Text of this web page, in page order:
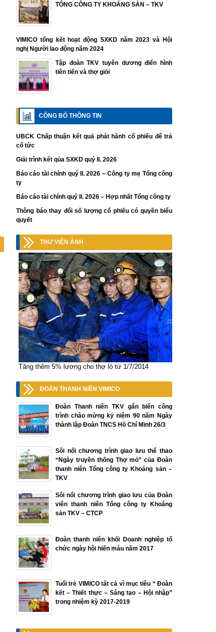
TỔNG CÔNG TY KHOÁNG SẢN – TKV
VIMICO tổng kết hoạt động SXKD năm 2023 và Hội
nghị Người lao động năm 2024
Tập đoàn TKV tuyên dương điển hình
tiên tiến và thợ giỏi
CÔNG BỐ THÔNG TIN
UBCK Chấp thuận kết quả phát hành cổ phiếu để trả
cổ tức
Giải trình kết qủa SXKD quý II. 2026
Báo cáo tài chính quý II. 2026 – Công ty mẹ Tổng công
ty
Báo cáo tài chính quý II. 2026 – Hợp nhất Tổng công ty
Thông báo thay đổi số lượng cổ phiếu có quyền biểu
quyết
THƯ VIỆN ẢNH
Tăng thêm 5% lương cho thợ lò từ 1/7/2014
ĐOÀN THANH NIÊN VIMICO
Đoàn Thanh niên TKV gắn biển công
trình chào mừng kỷ niệm 90 năm Ngày
thành lập Đoàn TNCS Hồ Chí Minh 26/3
Sôi nổi chương trình giao lưu thể thao
“Ngày truyền thống Thợ mỏ” của Đoàn
thanh niên Tổng công ty Khoáng sản –
TKV
Sôi nổi chương trình giao lưu của Đoàn
viên thanh niên Tổng công ty Khoáng
sản TKV – CTCP
Đoàn thanh niên khối Doanh nghiệp tổ
chức ngày hội hiến máu năm 2017
Tuổi trẻ VIMICO tất cả vì mục tiêu “ Đoàn
kết – Thiết thực – Sáng tạo – Hội nhập”
trong nhiệm kỳ 2017-2019